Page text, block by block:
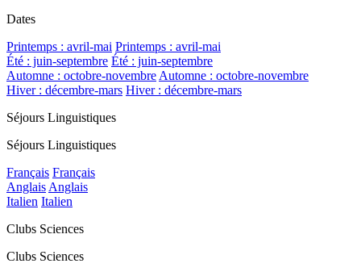
Dates
Printemps : avril-mai Printemps : avril-mai
Été : juin-septembre Été : juin-septembre
Automne : octobre-novembreAutomne : octobre-novembre
Hiver : décembre-mars Hiver : décembre-mars
Séjours Linguistiques
Séjours Linguistiques
Français Français
AnglaisAnglais
Italien Italien
Clubs Sciences
Clubs Sciences